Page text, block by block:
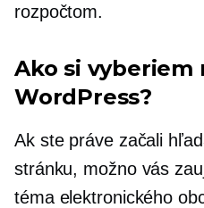
rozpočtom.
Ako si vyberiem
WordPress?
Ak ste práve začali
stránku, možno vás
téma elektronického